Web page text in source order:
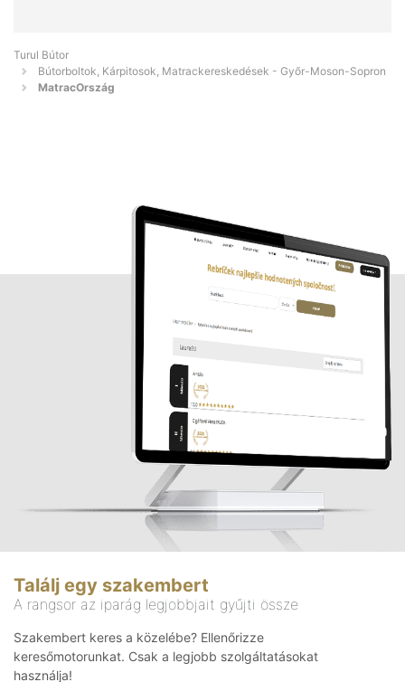
Turul Bútor
Bútorboltok, Kárpitosok, Matrackereskedések - Győr-Moson-Sopron
MatracOrszág
Találj egy szakembert
A rangsor az iparág legjobbjait gyűjti össze
Szakembert keres a közelébe? Ellenőrizze
keresőmotorunkat. Csak a legjobb szolgáltatásokat
használja!